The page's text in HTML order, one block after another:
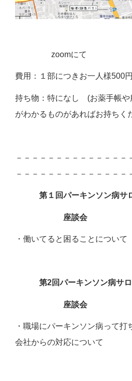
zoomにて
費用：１部につきお一人様500円
持ち物：特になし (お薬手帳や
がわかるものがあればお持ちく
－－－－－－－－－－－－－－
－－－－－－－－－－－－－－
第１回パーキンソン病サ
座談会
・働いてると困ることについて
第2回パーキンソン病サロ
座談会
・職場にパーキンソン病って打
会社からの対応について